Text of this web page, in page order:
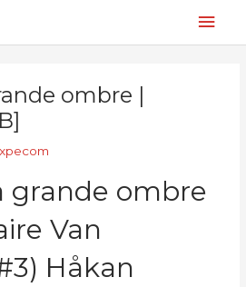
ombre |
grande ombre
Van
Håkan